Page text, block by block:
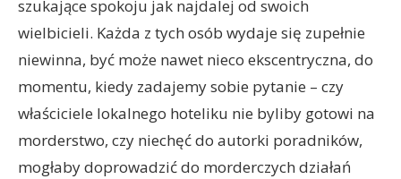
szukające spokoju jak najdalej od swoich
wielbicieli. Każda z tych osób wydaje się zupełnie
niewinna, być może nawet nieco ekscentryczna, do
momentu, kiedy zadajemy sobie pytanie – czy
właściciele lokalnego hoteliku nie byliby gotowi na
morderstwo, czy niechęć do autorki poradników,
mogłaby doprowadzić do morderczych działań